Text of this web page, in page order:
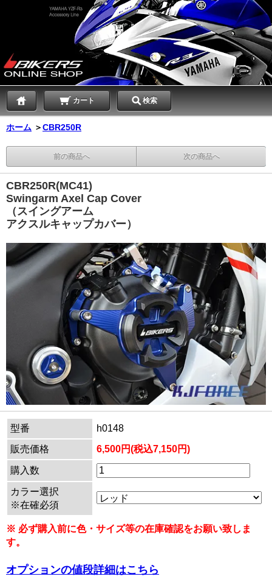
カート 検索
ホーム ＞CBR250R
前の商品へ 次の商品へ
CBR250R(MC41)
Swingarm Axel Cap Cover
（スイングアーム
アクスルキャップカバー）
型番
h0148
販売価格
6,500円(税込7,150円)
購入数
カラー選択
※在確必須
※ 必ず購入前に色・サイズ等の在庫確認をお願い致しま
す。
オプションの値段詳細はこちら